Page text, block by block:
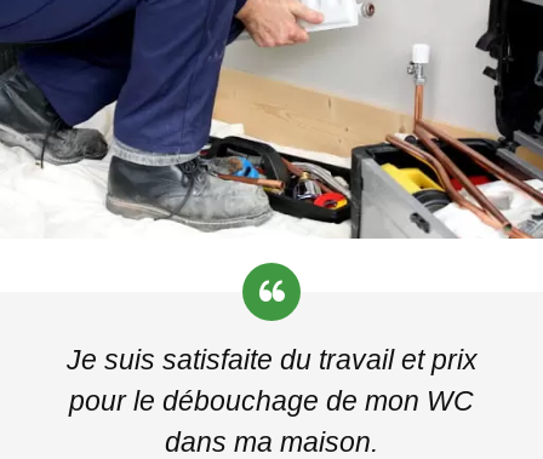
Je suis satisfaite du travail et prix
pour le débouchage de mon WC
dans ma maison.